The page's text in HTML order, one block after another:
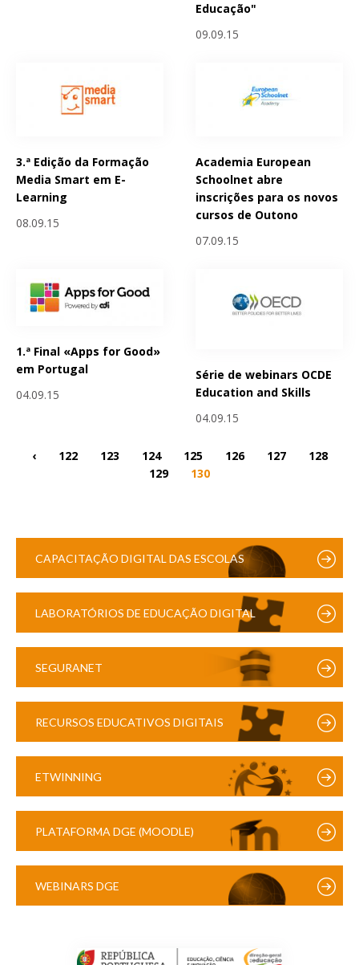
Educação"
09.09.15
3.ª Edição da Formação
Media Smart em E-
Learning
08.09.15
Academia European
Schoolnet abre
inscrições para os novos
cursos de Outono
07.09.15
1.ª Final «Apps for Good»
em Portugal
04.09.15
Série de webinars OCDE
Education and Skills
04.09.15
‹ 122 123 124 125 126 127
128
129
130
CAPACITAÇÃO DIGITAL DAS ESCOLAS
LABORATÓRIOS DE EDUCAÇÃO DIGITAL
SEGURANET
RECURSOS EDUCATIVOS DIGITAIS
ETWINNING
PLATAFORMA DGE (MOODLE)
WEBINARS DGE